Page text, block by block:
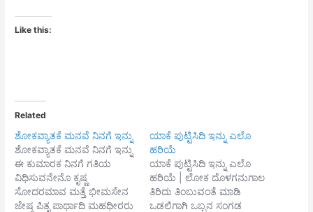
Like this:
Related
ಶೋಕವ್ಯಾತಕೆ ಮನವೆ ನಿನಗೆ ಇನ್ನು
ಶೋಕವ್ಯಾತಕೆ ಮನವೆ ನಿನಗೆ ಇನ್ನು
ಈ ಕುಮಾರಕ ನಿನಗೆ ಗತಿಯ
ವಿಧಿಸುವನೇನೊ ಕೃಷ್ಣ
ಸೋದರಮಾವ ಮತ್ತೆ ಭೀಮಸೇನ
ಜೇಷ್ಠ ಪಿತೃ ಪಾರ್ಥಾದಿ ಮಹಧೀರರು
ಯಾಕೆ ಪುಟ್ಟಿಸಿದಿ ಇನ್ನು ಎಲೊ
ಹರಿಯೆ
ಯಾಕೆ ಪುಟ್ಟಿಸಿದಿ ಇನ್ನು ಎಲೊ
ಹರಿಯೆ | ಲೋಕ ದೊಳಗನುಗಾಲ
ತಿರಿದು ತಿಂಬುವಂತೆ ಮಾಡಿ
ಒಡಲಿಗಾಗಿ ಒಬ್ಬನ ಸಂಗಡ